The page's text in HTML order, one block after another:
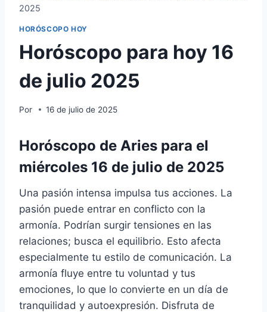
2025
HORÓSCOPO HOY
Horóscopo para hoy 16
de julio 2025
Por 16 de julio de 2025
Horóscopo de Aries para el
miércoles 16 de julio de 2025
Una pasión intensa impulsa tus acciones. La
pasión puede entrar en conflicto con la
armonía. Podrían surgir tensiones en las
relaciones; busca el equilibrio. Esto afecta
especialmente tu estilo de comunicación. La
armonía fluye entre tu voluntad y tus
emociones, lo que lo convierte en un día de
tranquilidad y autoexpresión. Disfruta de